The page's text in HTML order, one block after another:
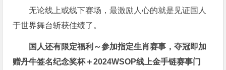
无论线上或线下赛场，最激励人心的就是见证国人
于世界舞台斩获佳绩了。
国人还有限定福利～参加指定生肖赛事，夺冠即加
赠丹牛签名纪念奖杯＋2024WSOP线上金手链赛事门